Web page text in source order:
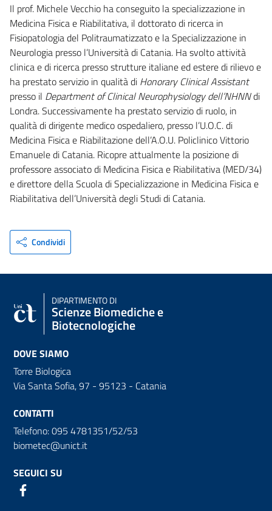
Il prof. Michele Vecchio ha conseguito la specializzazione in
Medicina Fisica e Riabilitativa, il dottorato di ricerca in
Fisiopatologia del Politraumatizzato e la Specializzazione in
Neurologia presso l’Università di Catania. Ha svolto attività
clinica e di ricerca presso strutture italiane ed estere di rilievo e
ha prestato servizio in qualità di Honorary Clinical Assistant
presso il Department of Clinical Neurophysiology dell’NHNNdi
Londra. Successivamente ha prestato servizio di ruolo, in
qualità di dirigente medico ospedaliero, presso l’U.O.C. di
Medicina Fisica e Riabilitazione dell’A.O.U. Policlinico Vittorio
Emanuele di Catania. Ricopre attualmente la posizione di
professore associato di Medicina Fisica e Riabilitativa (MED/34)
e direttore della Scuola di Specializzazione in Medicina Fisica e
Riabilitativa dell’Università degli Studi di Catania.
Condividi
DIPARTIMENTO DI
Scienze Biomediche e
Biotecnologiche
DOVE SIAMO
Torre Biologica
Via Santa Sofia, 97 - 95123 - Catania
CONTATTI
Telefono: 095 4781351/52/53
biometec@unict.it
SEGUICI SU